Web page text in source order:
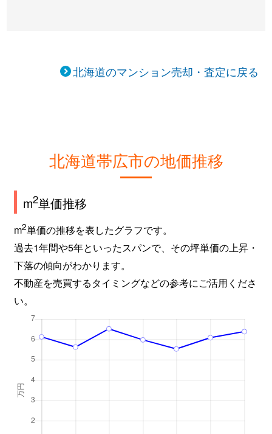
北海道のマンション売却・査定に戻る
北海道帯広市の地価推移
m2単価推移
m2単価の推移を表したグラフです。
過去1年間や5年といったスパンで、その坪単価の上昇・
下落の傾向がわかります。
不動産を売買するタイミングなどの参考にご活用くださ
い。